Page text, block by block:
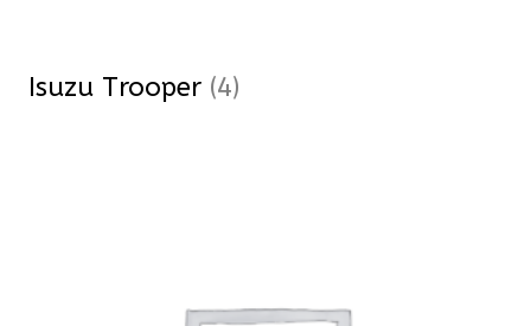
Isuzu Trooper (4)